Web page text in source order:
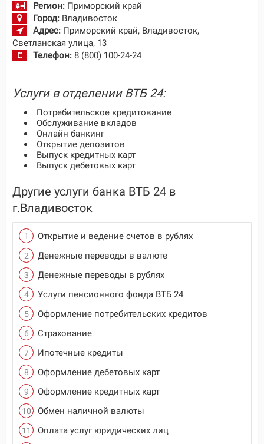
Регион: Приморский край
Город: Владивосток
Адрес: Приморский край, Владивосток,
Светланская улица, 13
Телефон: 8 (800) 100-24-24
Услуги в отделении ВТБ 24:
Потребительское кредитование
Обслуживание вкладов
Онлайн банкинг
Открытие депозитов
Выпуск кредитных карт
Выпуск дебетовых карт
Другие услуги банка ВТБ 24 в
г.Владивосток
Открытие и ведение счетов в рублях
Денежные переводы в валюте
Денежные переводы в рублях
Услуги пенсионного фонда ВТБ 24
Оформление потребительских кредитов
Страхование
Ипотечные кредиты
Оформление дебетовых карт
Оформление кредитных карт
Обмен наличной валюты
Оплата услуг юридических лиц